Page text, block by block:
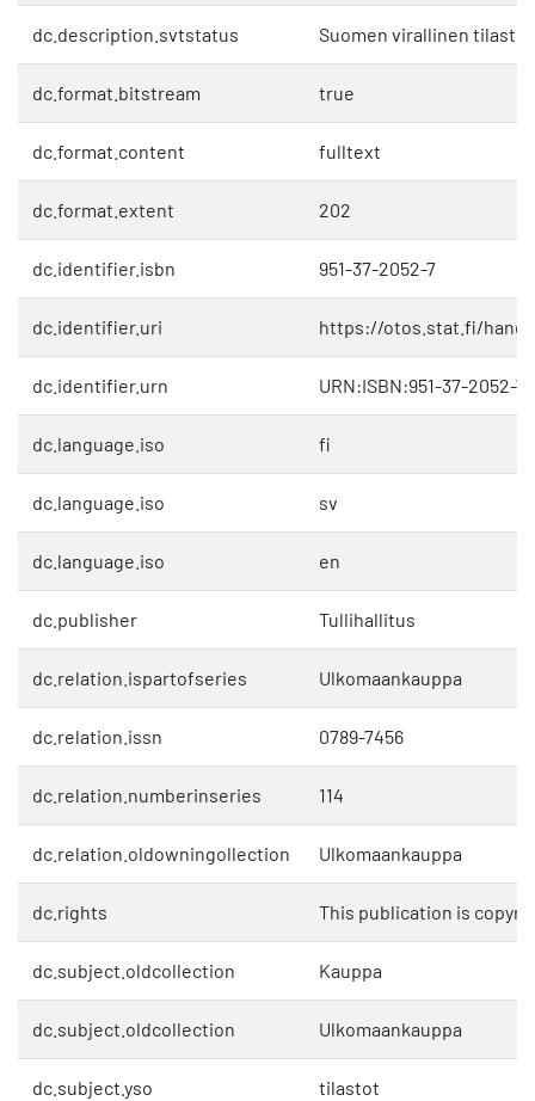
dc.description.svtstatus Suomen virallinen tilasto
dc.format.bitstream true
dc.format.content fulltext
dc.format.extent 202
dc.identifier.isbn 951-37-2052-7
dc.identifier.uri https://otos.stat.fi/
dc.identifier.urn URN:ISBN:951-37-2052-7
dc.language.iso fi
dc.language.iso sv
dc.language.iso en
dc.publisher Tullihallitus
dc.relation.ispartofseries Ulkomaankauppa
dc.relation.issn 0789-7456
dc.relation.numberinseries 114
dc.relation.oldowningollection Ulkomaankauppa
dc.rights This publication is
dc.subject.oldcollection Kauppa
dc.subject.oldcollection Ulkomaankauppa
dc.subject.yso tilastot